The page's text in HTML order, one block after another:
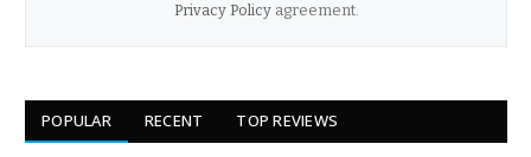
Privacy Policyagreement.
POPULAR RECENT TOP REVIEWS